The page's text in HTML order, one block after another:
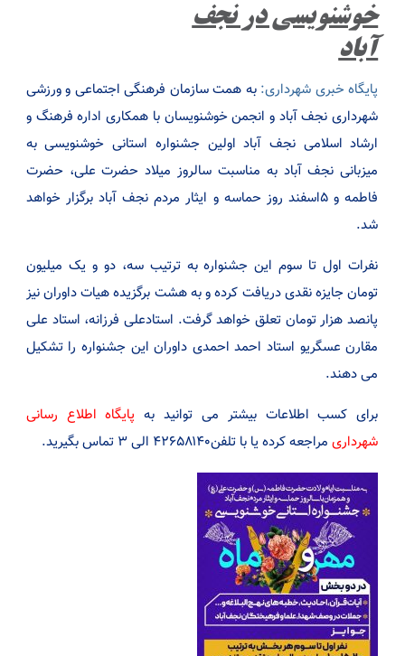
خوشنویسی در نجف
آباد
پایگاه خبری شهرداری: به همت سازمان فرهنگی اجتماعی و ورزشی
شهرداری نجف آباد و انجمن خوشنویسان با همکاری اداره فرهنگ و
ارشاد اسلامی نجف آباد اولین جشنواره استانی خوشنویسی به
میزبانی نجف آباد به مناسبت سالروز میلاد حضرت علی، حضرت
فاطمه و ۵اسفند روز حماسه و ایثار مردم نجف آباد برگزار خواهد
شد.
نفرات اول تا سوم این جشنواره به ترتیب سه، دو و یک میلیون
تومان جایزه نقدی دریافت کرده و به هشت برگزیده هیات داوران نیز
پانصد هزار تومان تعلق خواهد گرفت. استادعلی فرزانه، استاد علی
مقارن عسگریو استاد احمد احمدی داوران این جشنواره را تشکیل
می دهند.
برای کسب اطلاعات بیشتر می توانید بهپایگاه اطلاع رسانی
شهرداریمراجعه کرده یا با تلفن۴۲۶۵۸۱۴۰ الی ۳ تماس بگیرید.